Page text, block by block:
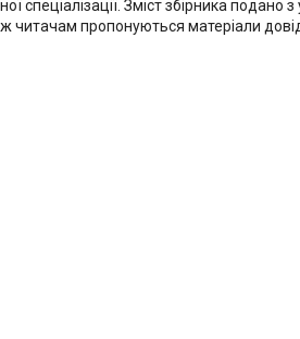
спеціалізації. Зміст збірника подано
читачам пропонуються матеріали